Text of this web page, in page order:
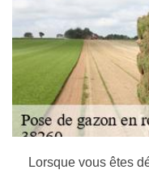
Lorsque vous êtes